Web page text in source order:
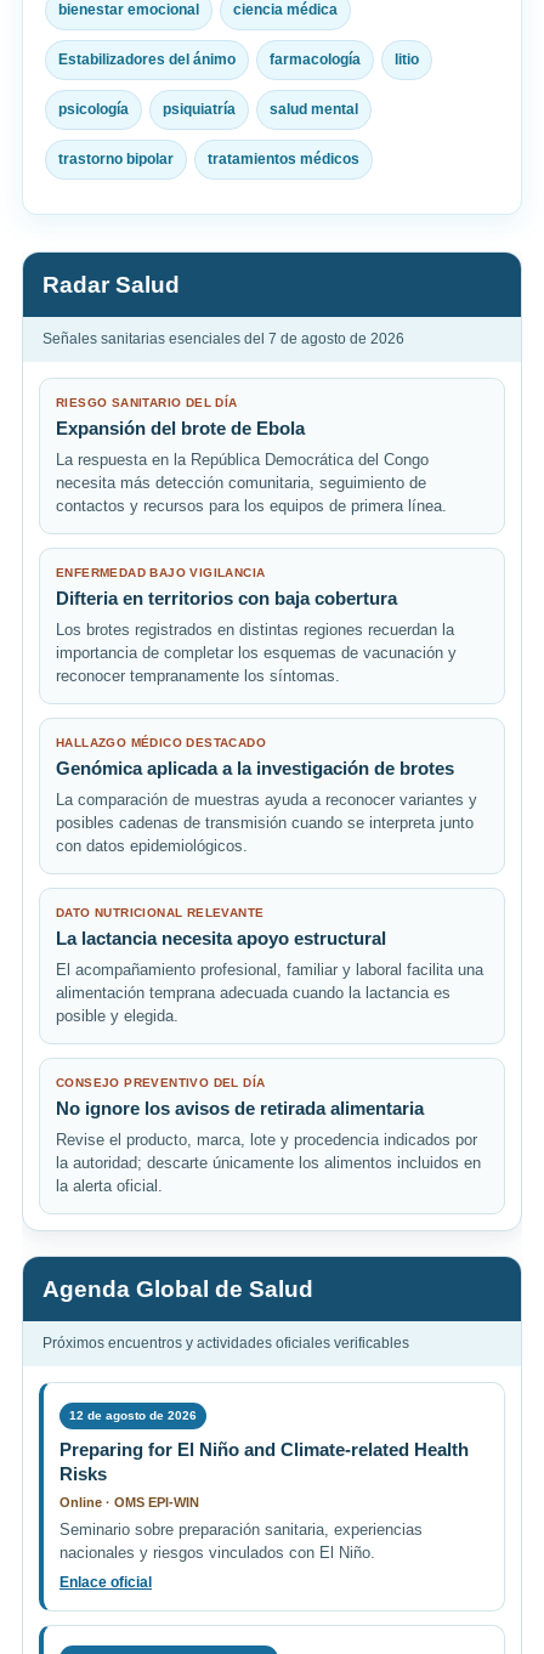
bienestar emocional ciencia médica
Estabilizadores del ánimo farmacología litio
psicología psiquiatría salud mental
trastorno bipolar tratamientos médicos
Radar Salud
Señales sanitarias esenciales del 7 de agosto de 2026
RIESGO SANITARIO DEL DÍA
Expansión del brote de Ebola
La respuesta en la República Democrática del Congo
necesita más detección comunitaria, seguimiento de
contactos y recursos para los equipos de primera línea.
ENFERMEDAD BAJO VIGILANCIA
Difteria en territorios con baja cobertura
Los brotes registrados en distintas regiones recuerdan la
importancia de completar los esquemas de vacunación y
reconocer tempranamente los síntomas.
HALLAZGO MÉDICO DESTACADO
Genómica aplicada a la investigación de brotes
La comparación de muestras ayuda a reconocer variantes y
posibles cadenas de transmisión cuando se interpreta junto
con datos epidemiológicos.
DATO NUTRICIONAL RELEVANTE
La lactancia necesita apoyo estructural
El acompañamiento profesional, familiar y laboral facilita una
alimentación temprana adecuada cuando la lactancia es
posible y elegida.
CONSEJO PREVENTIVO DEL DÍA
No ignore los avisos de retirada alimentaria
Revise el producto, marca, lote y procedencia indicados por
la autoridad; descarte únicamente los alimentos incluidos en
la alerta oficial.
Agenda Global de Salud
Próximos encuentros y actividades oficiales verificables
12 de agosto de 2026
Preparing for El Niño and Climate-related Health
Risks
Online · OMS EPI-WIN
Seminario sobre preparación sanitaria, experiencias
nacionales y riesgos vinculados con El Niño.
Enlace oficial